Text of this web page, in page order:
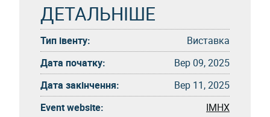
ДЕТАЛЬНІШЕ
Тип івенту:
Виставка
Дата початку:
Вер 09, 2025
Дата закінчення:
Вер 11, 2025
Event website:
IMHX